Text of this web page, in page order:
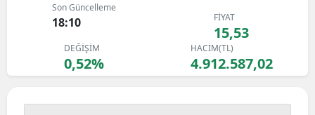
Son Güncelleme
18:10 FİYAT
15,53
DEĞİŞİM
0,52%
HACİM(TL)
4.912.587,02